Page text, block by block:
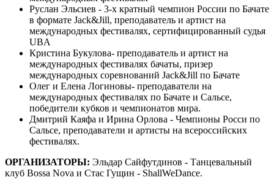
Руслан Эльсиев - 3-х кратный чемпион России по Бачате
в формате Jack&Jill, преподаватель и артист на
международных фестивалях, сертифицированный судья
UBA
Кристина Букулова- преподаватель и артист на
международных фестивалях бачаты, призер
международных соревнований Jack&Jill по Бачате
Олег и Елена Логиновы- преподаватели на
международных фестивалях по Бачате и Сальсе,
победители кубков и чемпионатов мира.
Дмитрий Каяфа и Ирина Орлова - Чемпионы Росси по
Сальсе, преподаватели и артисты на всероссийских
фестивалях.
ОРГАНИЗАТОРЫ: Эльдар Сайфутдинов - Танцевальный
клуб Bossa Nova и Стас Гущин - ShallWeDance.